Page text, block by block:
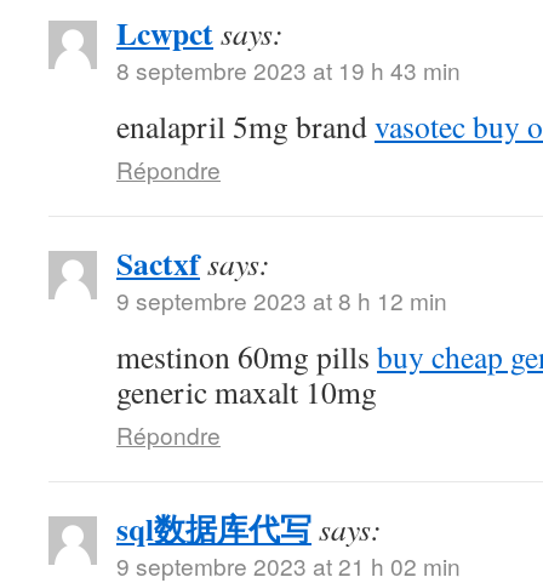
Lcwpctsays:
8 septembre 2023 at 19 h 43 min
enalapril 5mg brandvasotec buy
Répondre
Sactxfsays:
9 septembre 2023 at 8 h 12 min
mestinon 60mg pills buy cheap
generic maxalt 10mg
Répondre
sql数据库代写says:
9 septembre 2023 at 21 h 02 min